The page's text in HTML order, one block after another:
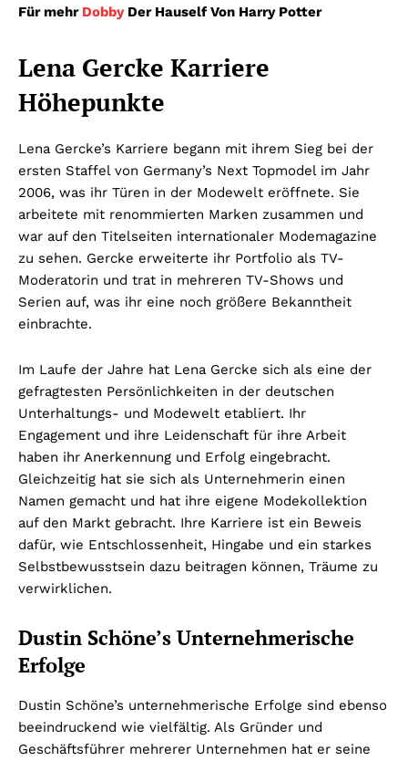
Für mehr DobbyDer Hauself Von Harry Potter
Lena Gercke Karriere
Höhepunkte
Lena Gercke’s Karriere begann mit ihrem Sieg bei der
ersten Staffel von Germany’s Next Topmodel im Jahr
2006, was ihr Türen in der Modewelt eröffnete. Sie
arbeitete mit renommierten Marken zusammen und
war auf den Titelseiten internationaler Modemagazine
zu sehen. Gercke erweiterte ihr Portfolio als TV-
Moderatorin und trat in mehreren TV-Shows und
Serien auf, was ihr eine noch größere Bekanntheit
einbrachte.
Im Laufe der Jahre hat Lena Gercke sich als eine der
gefragtesten Persönlichkeiten in der deutschen
Unterhaltungs- und Modewelt etabliert. Ihr
Engagement und ihre Leidenschaft für ihre Arbeit
haben ihr Anerkennung und Erfolg eingebracht.
Gleichzeitig hat sie sich als Unternehmerin einen
Namen gemacht und hat ihre eigene Modekollektion
auf den Markt gebracht. Ihre Karriere ist ein Beweis
dafür, wie Entschlossenheit, Hingabe und ein starkes
Selbstbewusstsein dazu beitragen können, Träume zu
verwirklichen.
Dustin Schöne’s Unternehmerische
Erfolge
Dustin Schöne’s unternehmerische Erfolge sind ebenso
beeindruckend wie vielfältig. Als Gründer und
Geschäftsführer mehrerer Unternehmen hat er seine